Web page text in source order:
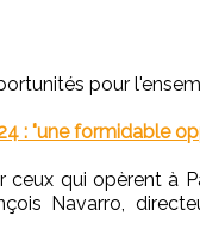
pour
: "une formidable
ceux qui opèrent à
Navarro,